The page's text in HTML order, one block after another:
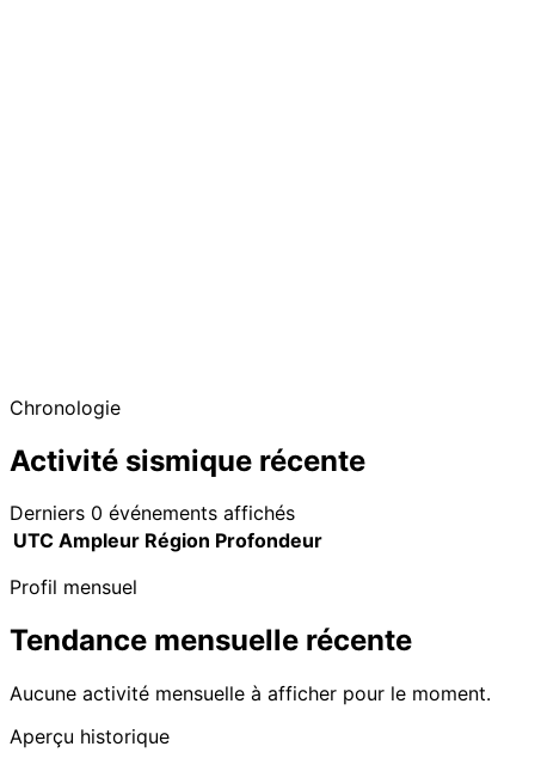
Chronologie
Activité sismique récente
Derniers 0 événements affichés
UTC Ampleur Région Profondeur
Profil mensuel
Tendance mensuelle récente
Aucune activité mensuelle à afficher pour le moment.
Aperçu historique